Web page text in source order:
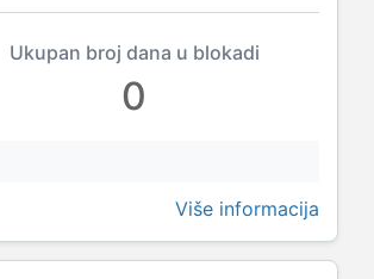
Ukupan broj dana u blokadi
0
Više informacija